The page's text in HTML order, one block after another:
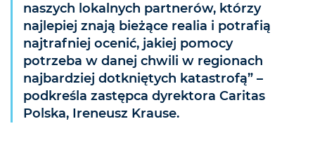
naszych lokalnych partnerów, którzy
najlepiej znają bieżące realia i potrafią
najtrafniej ocenić, jakiej pomocy
potrzeba w danej chwili w regionach
najbardziej dotkniętych katastrofą” –
podkreśla zastępca dyrektora Caritas
Polska, Ireneusz Krause.